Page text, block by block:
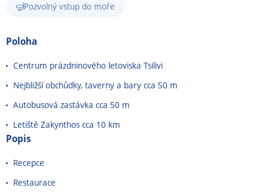
Pozvolný vstup do moře
Poloha
Centrum prázdninového letoviska Tsilivi
Nejbližší obchůdky, taverny a bary cca 50 m
Autobusová zastávka cca 50 m
Letiště Zakynthos cca 10 km
Popis
Recepce
Restaurace